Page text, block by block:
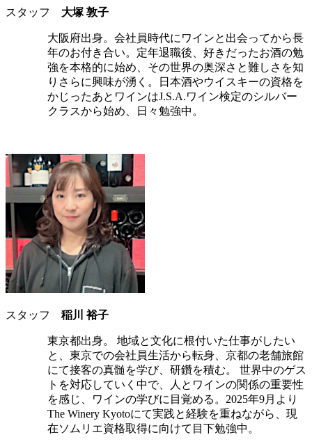
スタッフ 大塚 敦子
大阪府出身。会社員時代にワインと出会ってから長
年のお付き合い。定年退職後、好きだったお酒の勉
強を本格的に始め、その世界の奥深さと難しさを知
りさらに興味が湧く。日本酒やウイスキーの資格を
かじったあとワインはJ.S.A.ワイン検定のシルバー
クラスから始め、日々勉強中。
スタッフ 稲川 裕子
東京都出身。 地域と文化に根付いた仕事がしたい
と、東京での会社員生活から転身、京都の老舗旅館
にて接客の真髄を学び、研鑽を積む。 世界中のゲス
トを対応していく中で、人とワインの関係の重要性
を感じ、ワインの学びに目覚める。2025年9月より
The Winery Kyotoにて実践と経験を重ねながら、現
在ソムリエ資格取得に向けて目下勉強中。